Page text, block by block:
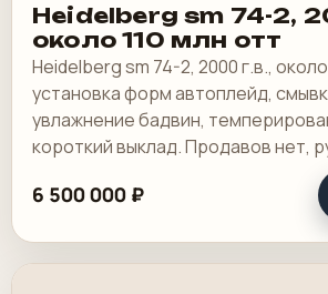
Heidelberg sm 74-2,
около 110 млн отт
Heidelberg sm 74-2, 2000 г.в., около
установка форм автоплейд,
увлажнение бадвин,
короткий выклад. Продавов нет,
хорошем состоянии, таскалки и
6 500 000 ₽